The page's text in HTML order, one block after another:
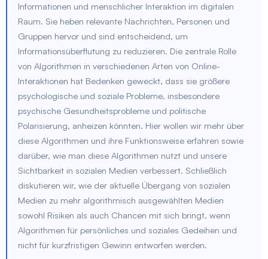
Informationen und menschlicher Interaktion im digitalen
Raum. Sie heben relevante Nachrichten, Personen und
Gruppen hervor und sind entscheidend, um
Informationsüberflutung zu reduzieren. Die zentrale Rolle
von Algorithmen in verschiedenen Arten von Online-
Interaktionen hat Bedenken geweckt, dass sie größere
psychologische und soziale Probleme, insbesondere
psychische Gesundheitsprobleme und politische
Polarisierung, anheizen könnten. Hier wollen wir mehr über
diese Algorithmen und ihre Funktionsweise erfahren sowie
darüber, wie man diese Algorithmen nutzt und unsere
Sichtbarkeit in sozialen Medien verbessert. Schließlich
diskutieren wir, wie der aktuelle Übergang von sozialen
Medien zu mehr algorithmisch ausgewählten Medien
sowohl Risiken als auch Chancen mit sich bringt, wenn
Algorithmen für persönliches und soziales Gedeihen und
nicht für kurzfristigen Gewinn entworfen werden.